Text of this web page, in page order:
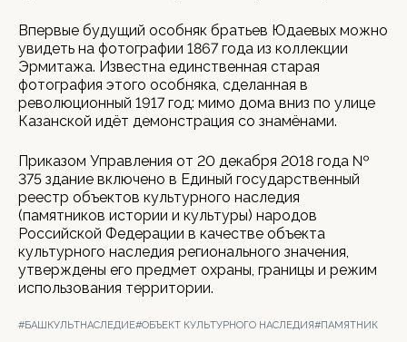
Впервые будущий особняк братьев Юдаевых можно
увидеть на фотографии 1867 года из коллекции
Эрмитажа. Известна единственная старая
фотография этого особняка, сделанная в
революционный 1917 год: мимо дома вниз по улице
Казанской идёт демонстрация со знамёнами.
Приказом Управления от 20 декабря 2018 года №
375 здание включено в Единый государственный
реестр объектов культурного наследия
(памятников истории и культуры) народов
Российской Федерации в качестве объекта
культурного наследия регионального значения,
утверждены его предмет охраны, границы и режим
использования территории.
#БАШКУЛЬТНАСЛЕДИЕ#ОБЪЕКТ КУЛЬТУРНОГО НАСЛЕДИЯ#ПАМЯТНИК